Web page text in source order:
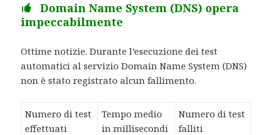
Domain Name System (DNS) opera
impeccabilmente
Ottime notizie. Durante l’esecuzione dei test
automatici al servizio Domain Name System (DNS)
non è stato registrato alcun fallimento.
Numero di test
effettuati
Tempo medio
in millisecondi
Numero di test
falliti